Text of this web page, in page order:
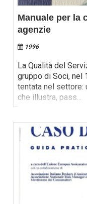
Manuale per la
agenzie
1996
La Qualità del
gruppo di Soci, nel
tentata nel settore:
che illustra, pass...